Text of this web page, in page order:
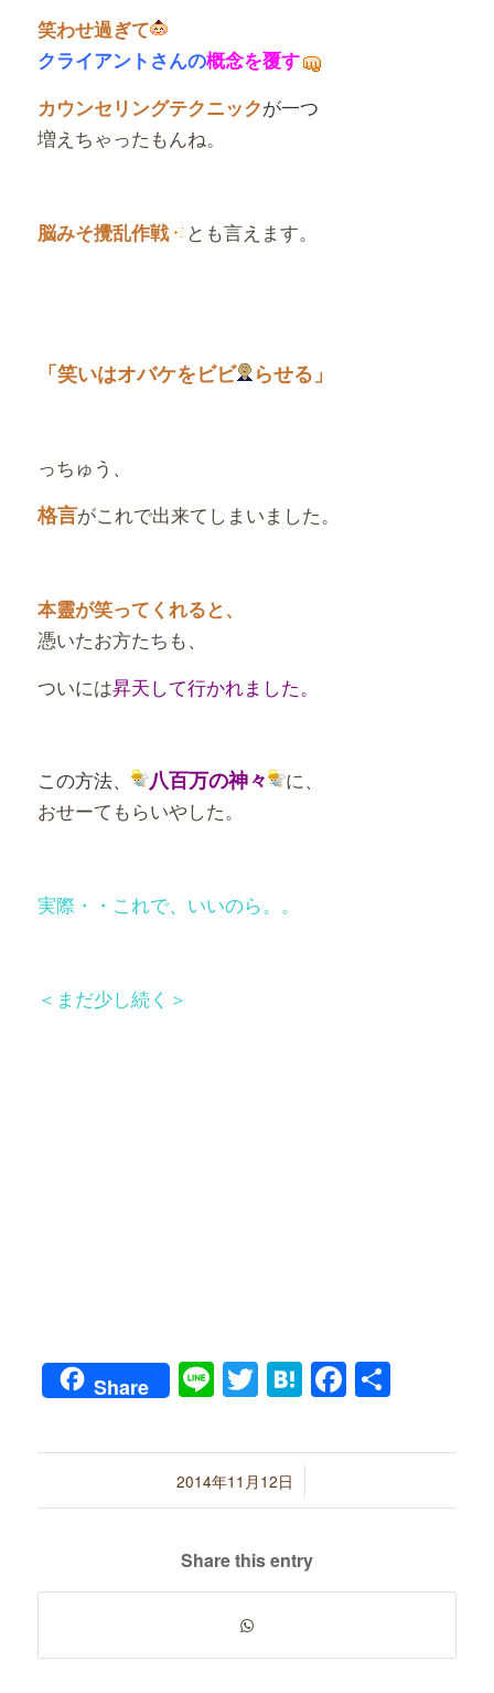
笑わせ過ぎて
クライアントさんの概念を覆す
カウンセリングテクニックが一つ
増えちゃったもんね。
脳みそ攪乱作戦 とも言えます。
「笑いはオバケをビビ らせる」
っちゅう、
格言がこれで出来てしまいました。
本靈が笑ってくれると、
憑いたお方たちも、
ついには昇天して行かれました。
この方法、 八百万の神々
に、
おせーてもらいやした。
実際・・これで、いいのら。。
＜まだ少し続く＞
Share LineTwitter
Hatena共
2014年11月12日
/
Share this entry